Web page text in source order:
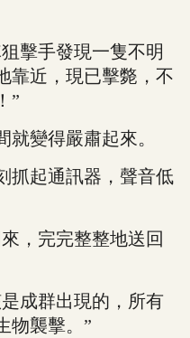
擊手發現一隻不明
靠近，現已擊斃，不
”
變得嚴肅起來。
起通訊器，聲音低
，完完整整地送回
成群出現的，所有
物襲擊。”